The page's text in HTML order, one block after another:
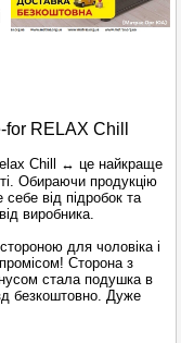
RELAX Chill
Chill ↔ це найкраще
Обираючи продукцію
від підробок та
виробника.
для чоловіка і
Сторона з
стала подушка в
безкоштовно. Дуже